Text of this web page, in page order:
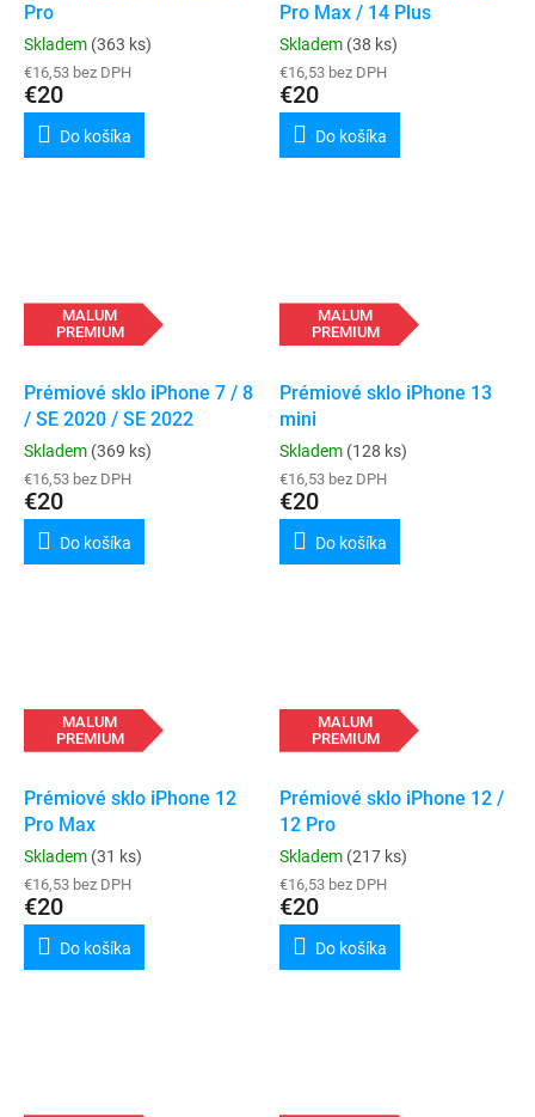
Pro
Skladem (363 ks)
€16,53 bez DPH
€20
Do košíka
Pro Max / 14 Plus
Skladem (38 ks)
€16,53 bez DPH
€20
Do košíka
MALUM
PREMIUM
Prémiové sklo iPhone 7 / 8
/ SE 2020 / SE 2022
Skladem (369 ks)
€16,53 bez DPH
€20
Do košíka
MALUM
PREMIUM
Prémiové sklo iPhone 13
mini
Skladem (128 ks)
€16,53 bez DPH
€20
Do košíka
MALUM
PREMIUM
Prémiové sklo iPhone 12
Pro Max
Skladem (31 ks)
€16,53 bez DPH
€20
Do košíka
MALUM
PREMIUM
Prémiové sklo iPhone 12 /
12 Pro
Skladem (217 ks)
€16,53 bez DPH
€20
Do košíka